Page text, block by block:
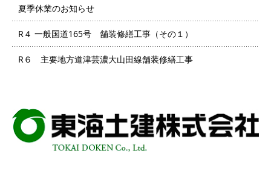
夏季休業のお知らせ
R４ 一般国道165号 舗装修繕工事（その１）
R６ 主要地方道津芸濃大山田線舗装修繕工事